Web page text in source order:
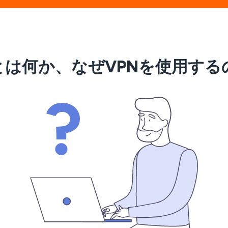
は何か、なぜVPNを使用する